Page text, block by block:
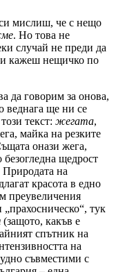
мислиш, че с нещо
. Но това не
случай не преди да
кажеш нещичко по
да говорим за онова,
веднага ще ни се
текст: жегата,
майка на резките
онази жега,
безогледна щедрост
Природата на
красота в едно
преувеличения
тук
(защото, какъв е
спътник на
на
съвместими с